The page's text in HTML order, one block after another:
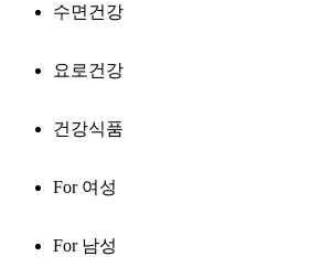
수면건강
요로건강
건강식품
For 여성
For 남성